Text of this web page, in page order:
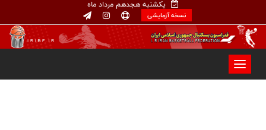
یکشنبه هجدهم مرداد ماه
نسخه آزمایشی